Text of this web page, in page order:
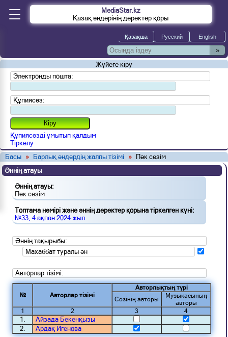
MediaStar.kz
Қазақ әндерінің деректер қоры
»
Жүйеге кіру
Электронды пошта:
Құпиясөз:
Құпиясөзді ұмытып қалдым
Тіркелу
Басы » Барлық әндердің жалпы тізімі »
Пәк сезім
Әннің атауы
Әннің атауы:
Пәк сезім
Топтама нөмірі және әннің деректер қорына тіркелген күні:
№33, 4 ақпан 2024 жыл
Әннің тақырыбы:
Махаббат туралы ән
Авторлар тізімі:
№ Авторлар тізімі
Авторлықтың түрі
Сөзінің авторы
Музыкасының
авторы
1
2 3 4
1.
Айзада Бекенқызы
2.
Ардақ Игенова